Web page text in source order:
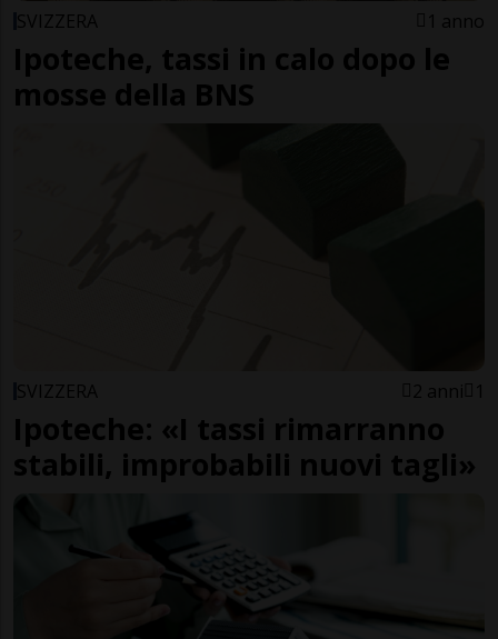
SVIZZERA 1 anno
Ipoteche, tassi in calo dopo le
mosse della BNS
SVIZZERA 2 anni 1
Ipoteche: «I tassi rimarranno
stabili, improbabili nuovi tagli»